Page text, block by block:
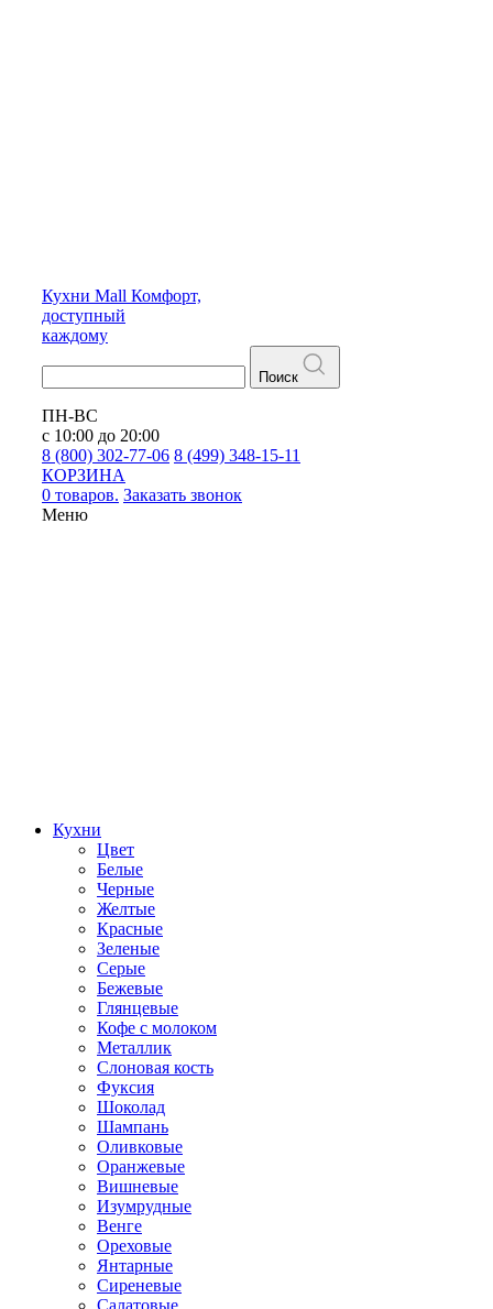
Кухни Mall Комфорт,
доступный
каждому
Поиск
ПН-ВС
с 10:00 до 20:00
8 (800) 302-77-06 8 (499) 348-15-11
КОРЗИНА
0 товаров. Заказать звонок
Меню
Кухни
Цвет
Белые
Черные
Желтые
Красные
Зеленые
Серые
Бежевые
Глянцевые
Кофе с молоком
Металлик
Слоновая кость
Фуксия
Шоколад
Шампань
Оливковые
Оранжевые
Вишневые
Изумрудные
Венге
Ореховые
Янтарные
Сиреневые
Салатовые